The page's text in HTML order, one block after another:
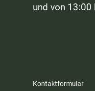
und von
Kontaktformular